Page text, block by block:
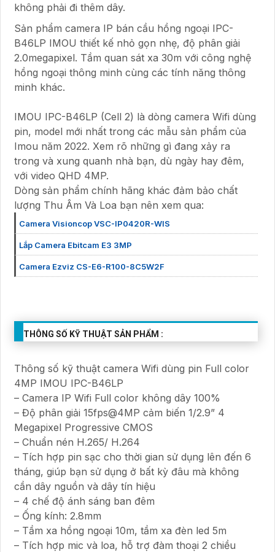
không phải đi thêm dây.
Sản phẩm camera IP bán cầu hồng ngoại IPC-
B46LP IMOU thiết kế nhỏ gọn nhẹ, độ phân giải
2.0megapixel. Tầm quan sát xa 30m với công nghệ
hồng ngoại thông minh cùng các tính năng thông
minh khác.
IMOU IPC-B46LP (Cell 2) là dòng camera Wifi dùng
pin, model mới nhất trong các mẫu sản phẩm của
Imou năm 2022. Xem rõ những gì đang xảy ra
trong và xung quanh nhà bạn, dù ngày hay đêm,
với video QHD 4MP.
Dòng sản phẩm chính hãng khác đảm bảo chất
lượng Thu Âm Và Loa bạn nên xem qua:
Camera Visioncop VSC-IP0420R-WIS
Lắp Camera Ebitcam E3 3MP
Camera Ezviz CS-E6-R100-8C5W2F
THÔNG SỐ KỸ THUẬT SẢN PHẨM :
Thông số kỹ thuật camera Wifi dùng pin Full color
4MP IMOU IPC-B46LP
– Camera IP Wifi Full color không dây 100%
– Độ phân giải 15fps@4MP cảm biến 1/2.9” 4
Megapixel Progressive CMOS
– Chuẩn nén H.265/ H.264
– Tích hợp pin sạc cho thời gian sử dụng lên đến 6
tháng, giúp bạn sử dụng ở bất kỳ đâu mà không
cần dây nguồn và dây tín hiệu
– 4 chế độ ánh sáng ban đêm
– Ống kính: 2.8mm
– Tầm xa hồng ngoại 10m, tầm xa đèn led 5m
– Tích hợp mic và loa, hỗ trợ đàm thoại 2 chiều